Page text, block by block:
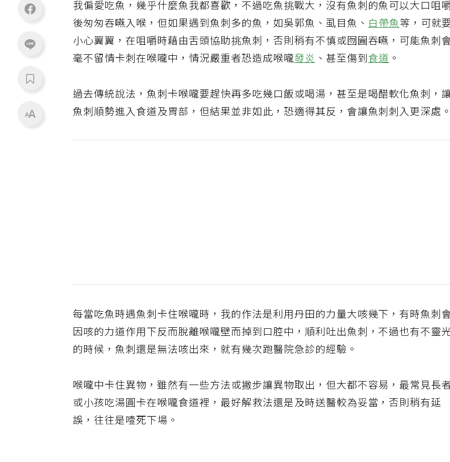
我偏愛吃魚，幾乎什麼魚我都喜歡，不過吃魚挑戰大，沒有魚刺的魚可以大口咀
後匆匆吞嚥入喉，但如果遇到魚刺多的魚，如吳郭魚、虱目魚、白帶魚等，可就
小心翼翼，在咀嚼時藉由舌頭協助挑魚刺，否則稍有不慎或囫圇吞嚥，可能魚刺
毫不留情卡刺在喉嚨中，情況嚴重者恐造成喉嚨發炎 、甚至傷到食道 。
過去傳統說法，魚刺卡喉嚨要趕快再多吃幾口飯或喝湯，甚至是喝醋軟化魚刺，
魚刺順勢進入食道及胃部，但結果並非如此，恐適得其反，會讓魚刺刺入更深處。
每當吃魚時遇魚刺卡住喉嚨時，我的作法是利用丹田的力量大咳幾下，有時魚刺會
因咳的力道作用下反而脫離喉嚨壁而掉到口腔中，順利吐出魚刺，不過也有不靈
的時候，魚刺還是無法咳出來，就有幾次跑醫院急診的經驗。
喉嚨中卡住異物，雖然有一些方法或撇步讓異物取出，但大都不容易，最常見長者
或小孩吃湯圓卡在喉嚨食道裡，最好解救法還是及時送醫較為妥當，否則稍有延
誤，往往是噎死下場。